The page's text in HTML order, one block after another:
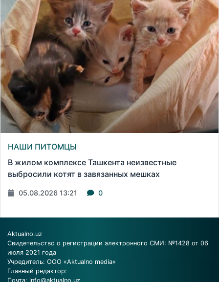
НАШИ ПИТОМЦЫ
В жилом комплексе Ташкента неизвестные
выбросили котят в завязанных мешках
05.08.2026 13:21 0
Aktualno.uz
Свидетельство о регистрации электронного СМИ: №1428 от 06
июля 2021 года
Учредитель: ООО «Aktualno media»
Главный редактор:
Почта: info@aktualno.uz